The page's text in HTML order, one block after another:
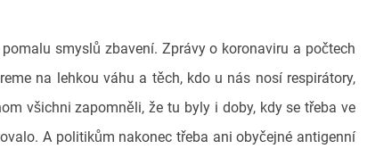
smyslů zbavení. Zprávy o koronaviru a počtech
na lehkou váhu a těch, kdo u nás nosí respirátory,
všichni zapomněli, že tu byly i doby, kdy se třeba ve
A politikům nakonec třeba ani obyčejné antigenní